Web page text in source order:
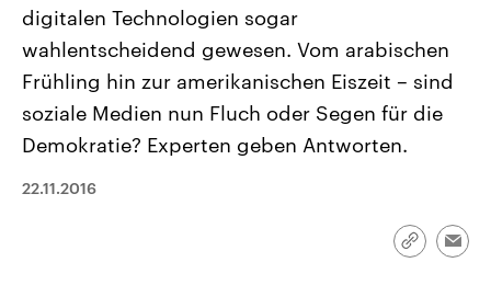
Landtagswahl Sachsen-Anhalt
2026
Alle Informationen
Sachsen-Anhalt wählt am 6.
September 2026 einen neuen
Landtag. Seit 2021 wird das
Bundesland von einer Koalition aus
Umfragen, Prognosen,
und Hintergründe zu den Parteien
Aktuelle Beiträge,
Hintergründe
Wirtschaftlich und
gehören die Vereinigten
mit großem Einfluss auf
Sendungen
digitalen Technologien sogar
wahlentscheidend gewesen. Vom arabischen
Frühling hin zur amerikanischen Eiszeit – sind
soziale Medien nun Fluch oder Segen für die
Demokratie? Experten geben Antworten.
22.11.2016
Link